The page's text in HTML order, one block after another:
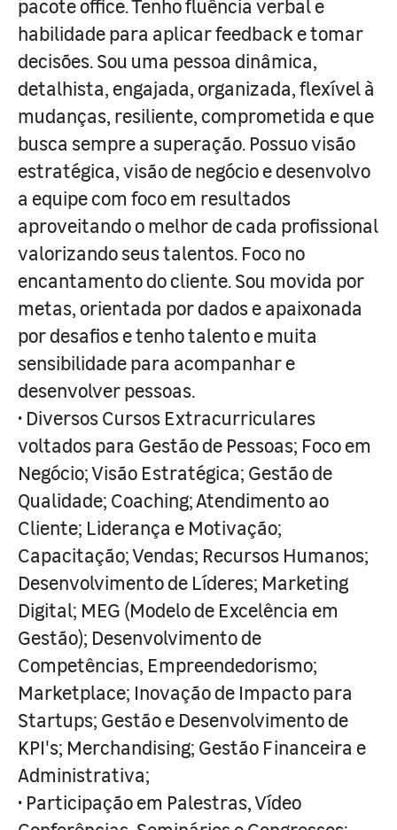
pacote office. Tenho fluência verbal e
habilidade para aplicar feedback e tomar
decisões. Sou uma pessoa dinâmica,
detalhista, engajada, organizada, flexível à
mudanças, resiliente, comprometida e que
busca sempre a superação. Possuo visão
estratégica, visão de negócio e desenvolvo
a equipe com foco em resultados
aproveitando o melhor de cada profissional
valorizando seus talentos. Foco no
encantamento do cliente. Sou movida por
metas, orientada por dados e apaixonada
por desafios e tenho talento e muita
sensibilidade para acompanhar e
desenvolver pessoas.
• Diversos Cursos Extracurriculares
voltados para Gestão de Pessoas; Foco em
Negócio; Visão Estratégica; Gestão de
Qualidade; Coaching; Atendimento ao
Cliente; Liderança e Motivação;
Capacitação; Vendas; Recursos Humanos;
Desenvolvimento de Líderes; Marketing
Digital; MEG (Modelo de Excelência em
Gestão); Desenvolvimento de
Competências, Empreendedorismo;
Marketplace; Inovação de Impacto para
Startups; Gestão e Desenvolvimento de
KPI's; Merchandising; Gestão Financeira e
Administrativa;
• Participação em Palestras, Vídeo